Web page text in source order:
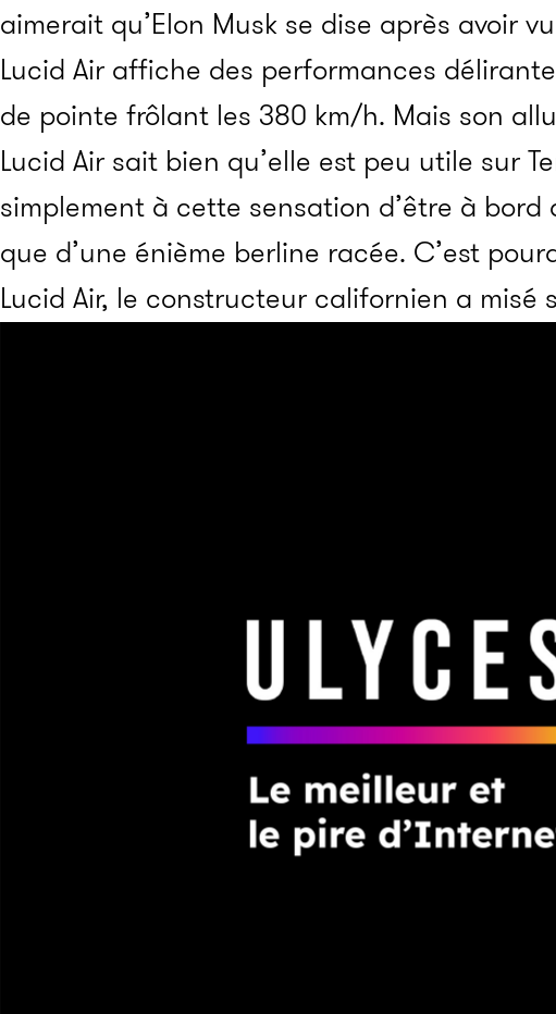
aimerait qu’Elon Musk se dise après avoir
Lucid Air affiche des performances
de pointe frôlant les 380 km/h. Mais son
Lucid Air sait bien qu’elle est peu utile sur
simplement à cette sensation d’être à bord
que d’une énième berline racée. C’est
Lucid Air, le constructeur californien a misé